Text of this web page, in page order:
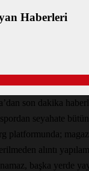
Haberleri
son dakika
seyahate
platformunda;
alıntı
başka yerde